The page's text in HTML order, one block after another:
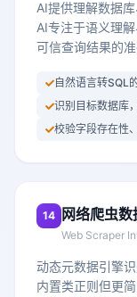
AI提供理解数据
AI专注于语义理
可信查询结果的准
自然语言转SQL
识别目标数据库
校验字段存在性
14 网络爬虫
Web Scraper
动态元数据引擎
内置类正则但更